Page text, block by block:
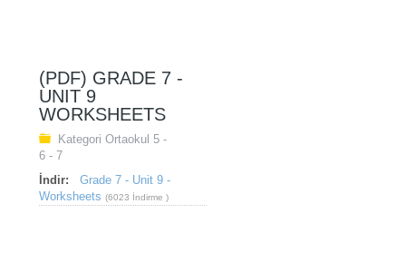
(PDF) GRADE 7 -
UNIT 9
WORKSHEETS
Kategori Ortaokul 5 -
6 - 7
İndir:
Grade 7 - Unit 9 -
Worksheets (6023 İndirme )